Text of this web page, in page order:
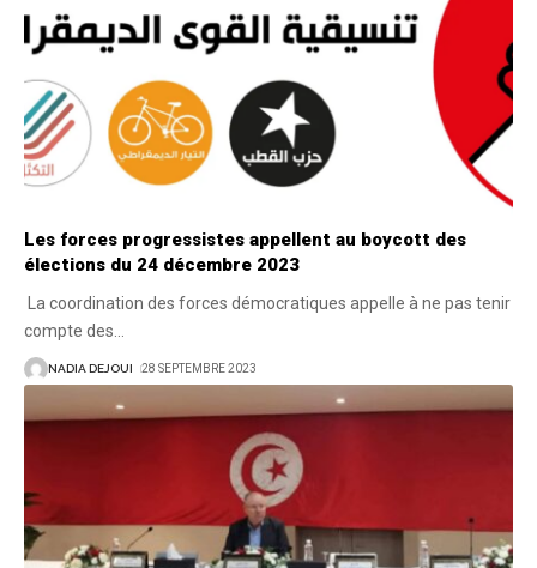
Les forces progressistes appellent au boycott des
élections du 24 décembre 2023
La coordination des forces démocratiques appelle à ne pas tenir
compte des
NADIA DEJOUI 28 SEPTEMBRE 2023